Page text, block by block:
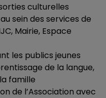
culturelles
sein des services de
Mairie, Espace
les publics jeunes
de la langue,
famille
de l’Association avec